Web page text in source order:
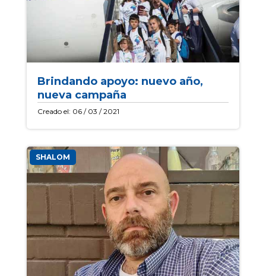
Brindando apoyo: nuevo año,
nueva campaña
Creado el: 06 / 03 / 2021
SHALOM